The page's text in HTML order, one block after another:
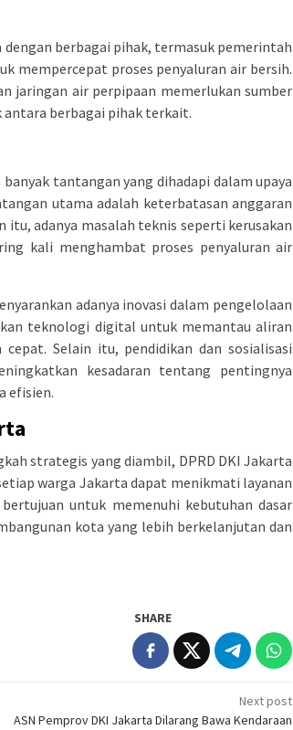
dengan berbagai pihak, termasuk pemerintah
mempercepat proses penyaluran air bersih.
jaringan air perpipaan memerlukan sumber
antara berbagai pihak terkait.
tantangan yang dihadapi dalam upaya
utama adalah keterbatasan anggaran
adanya masalah teknis seperti kerusakan
kali menghambat proses penyaluran air
adanya inovasi dalam pengelolaan
teknologi digital untuk memantau aliran
Selain itu, pendidikan dan sosialisasi
kesadaran tentang pentingnya
efisien.
strategis yang diambil, DPRD DKI Jakarta
warga Jakarta dapat menikmati layanan
untuk memenuhi kebutuhan dasar
kota yang lebih berkelanjutan dan
SHARE
Next post
ASN Pemprov DKI Jakarta Dilarang Bawa Kendaraan